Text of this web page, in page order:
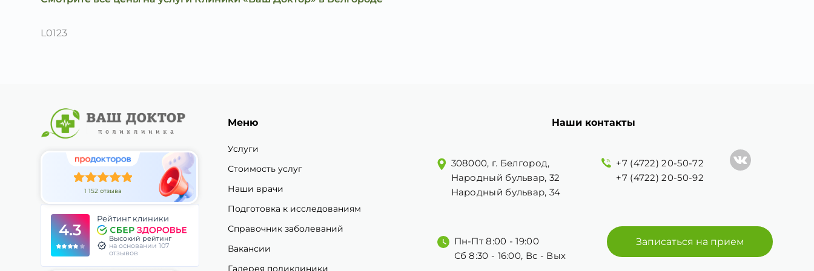
L0123
1 152 отзыва
4.3
Рейтинг клиники
Высокий рейтинг
на основании 107
отзывов
Меню
Услуги
Стоимость услуг
Наши врачи
Подготовка к исследованиям
Справочник заболеваний
Вакансии
Галерея поликлиники
Наши контакты
308000, г. Белгород,
Народный бульвар, 32
Народный бульвар, 34
Пн-Пт 8:00 - 19:00
Сб 8:30 - 16:00, Вс - Вых
+7 (4722) 20-50-72
+7 (4722) 20-50-92
Записаться на прием